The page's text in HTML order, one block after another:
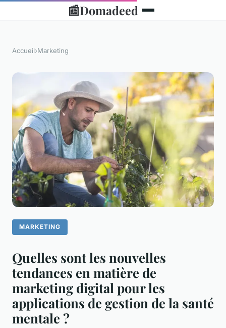
📰Domadeed
Accueil›Marketing
MARKETING
Quelles sont les nouvelles
tendances en matière de
marketing digital pour les
applications de gestion de la santé
mentale ?